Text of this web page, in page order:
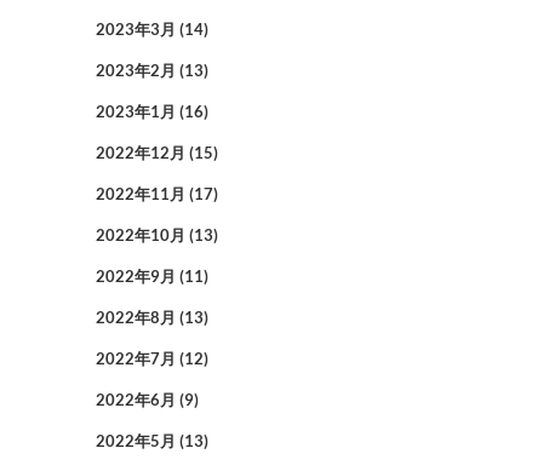
2023年3月 (14)
2023年2月 (13)
2023年1月 (16)
2022年12月 (15)
2022年11月 (17)
2022年10月 (13)
2022年9月 (11)
2022年8月 (13)
2022年7月 (12)
2022年6月 (9)
2022年5月 (13)